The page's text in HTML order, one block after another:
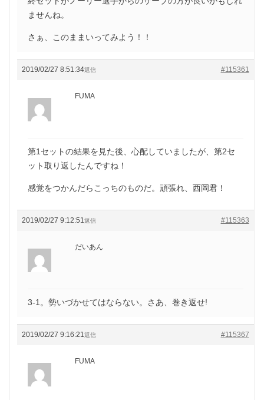
ませんね。
さぁ、このままいってみよう！！
2019/02/27 8:51:34 #115361
返信
FUMA
第1セットの結果を見た後、心配していましたが、第2セ
ット取り返したんですね！
感覚をつかんだらこっちのものだ。頑張れ、西岡君！
2019/02/27 9:12:51 #115363
返信
だいあん
3-1。勢いづかせてはならない。さあ、巻き返せ!
2019/02/27 9:16:21 #115367
返信
FUMA